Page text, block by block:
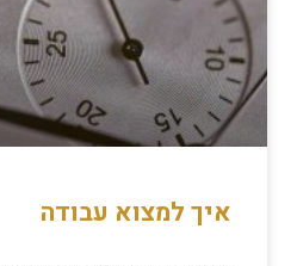
איך למצוא עבודה